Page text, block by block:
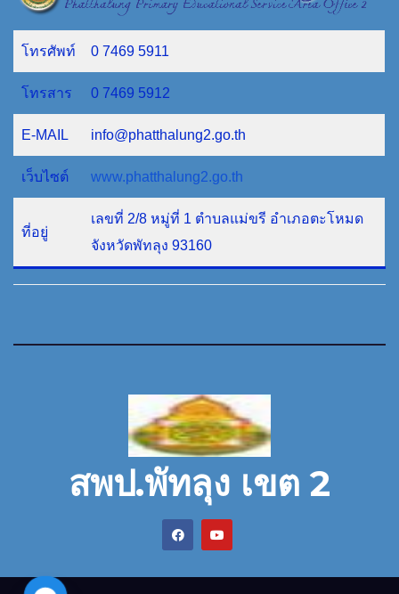
โทรศัพท์ 0 7469 5911
โทรสาร 0 7469 5912
E-MAIL info@phatthalung2.go.th
เว็บไซต์ www.phatthalung2.go.th
ที่อยู่
เลขที่ 2/8 หมู่ที่ 1 ตำบลแม่ขรี อำเภอตะโหมด
จังหวัดพัทลุง 93160
สพป.พัทลุง เขต 2